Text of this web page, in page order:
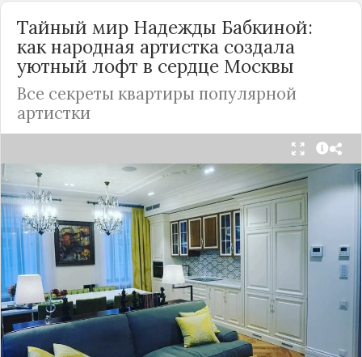
Тайный мир Надежды Бабкиной:
как народная артистка создала
уютный лофт в сердце Москвы
Все секреты квартиры популярной
артистки
Народная артисткаРоссииНадежда Бабкина,
известная своей любовью к традиционному
стилю и народной эстетике, удивила
поклонников, выбрав для своей новой
московской квартиры современный стиль лофт.
Это решение стало настоящим откровением,
демонстрирующим её умение сочетать классику
и актуальные тенденции. Подробности о
проекте раскрывает канал “DOMEO | РЕМОНТ
КВАРТИР | НЕДВИЖИМОСТЬ” 2.